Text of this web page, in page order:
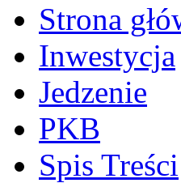
Strona
Inwestycja
Jedzenie
PKB
Spis Treści